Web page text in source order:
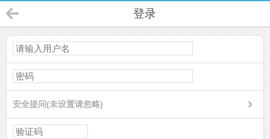
登录
安全提问(未设置请忽略)